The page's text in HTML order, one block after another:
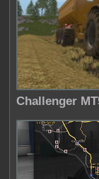
Challenger